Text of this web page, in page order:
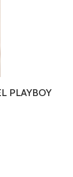
PLAYBOY